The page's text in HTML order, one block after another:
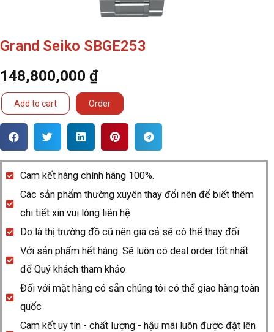
Grand Seiko SBGE253
148,800,000 ₫
Grand
SBGE253
Add to cart Order
Cam kết hàng chính hãng 100%.
Các sản phẩm thường xuyên thay đổi nên để biết thêm
chi tiết xin vui lòng liên hệ
Do là thị trường đồ cũ nên giá cả sẽ có thể thay đổi
Với sản phẩm hết hàng. Sẽ luôn có deal order tốt nhất
để Quý khách tham khảo
Đối với mặt hàng có sẵn chúng tôi có thể giao hàng toàn
quốc
Cam kết uy tín - chất lượng - hậu mãi luôn được đặt lên